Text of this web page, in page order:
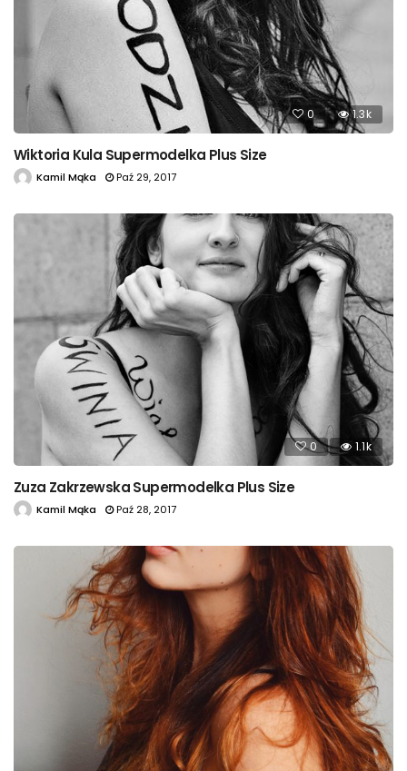
0 1.3k
Wiktoria Kula Supermodelka Plus Size
Kamil Mąka Paź 29, 2017
0 1.1k
Zuza Zakrzewska Supermodelka Plus Size
Kamil Mąka Paź 28, 2017